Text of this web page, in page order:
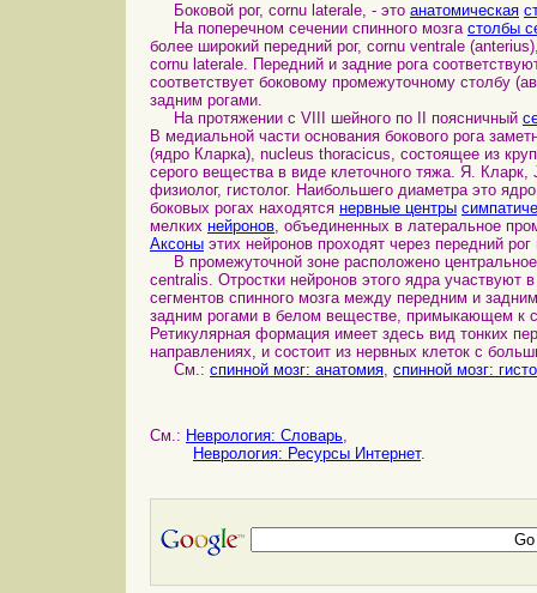
Боковой рог, cornu laterale, - это анатомическая
На поперечном сечении спинного мозга столбы
более широкий передний рог, cornu ventrale
cornu laterale. Передний и задние рога
соответствует боковому промежуточному столбу
задним рогами.
На протяжении с VIII шейного по II поясничный
В медиальной части основания бокового рога
(ядро Кларка), nucleus thoracicus, состоящее из
серого вещества в виде клеточного тяжа. Я.
физиолог, гистолог. Наибольшего диаметра это
боковых рогах находятся нервные центры
мелких нейронов, объединенных в латеральное
Аксоны этих нейронов проходят через передний
В промежуточной зоне расположено
centralis. Отростки нейронов этого ядра участвуют
сегментов спинного мозга между передним и
задним рогами в белом веществе, примыкающем к
Ретикулярная формация имеет здесь вид тонких
направлениях, и состоит из нервных клеток с
См.: спинной мозг: анатомия, спинной мозг:
См.: Неврология: Словарь,
Неврология: Ресурсы Интернет.